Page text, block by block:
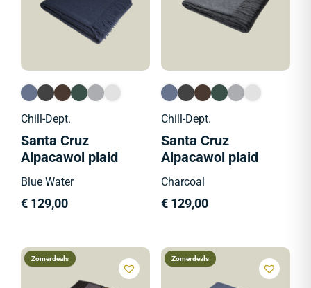
Chill-Dept.
Santa Cruz
Alpacawol plaid
Blue Water
€ 129,00
Chill-Dept.
Santa Cruz
Alpacawol plaid
Charcoal
€129,00
Zomerdeals Zomerdeals